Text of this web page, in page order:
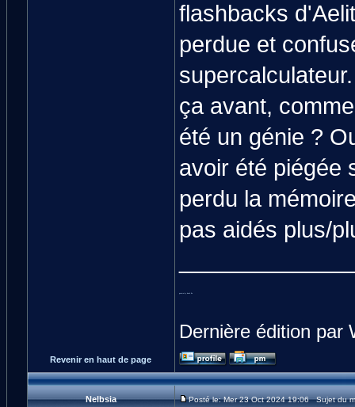
flashbacks
perdue et
ça avant,
été un génie ?
avoir été piégée
perdu la
pas aidés plus/
geometry dash lite
Dernière édition par
Revenir en haut de page
Nelbsia Posté le: Mer 23 Oct 2024 19:06 Sujet du